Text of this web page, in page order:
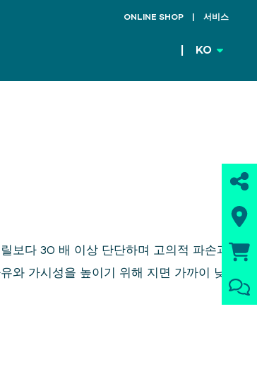
ONLINE SHOP 서비스
KO
보다 30 배 이상 단단하며 고의적 파손과
와 가시성을 높이기 위해 지면 가까이 낮